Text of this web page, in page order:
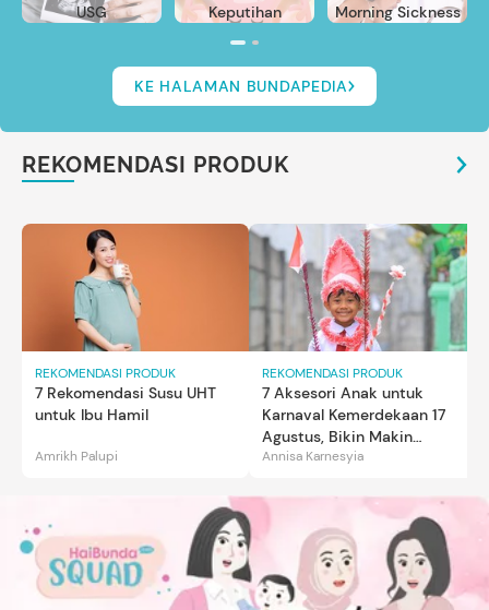
USG Keputihan Morning Sickness
KE HALAMAN BUNDAPEDIA
REKOMENDASI PRODUK
REKOMENDASI PRODUK
7 Rekomendasi Susu UHT
untuk Ibu Hamil
Amrikh Palupi
REKOMENDASI PRODUK
7 Aksesori Anak untuk
Karnaval Kemerdekaan 17
Agustus, Bikin Makin
Gemas
Annisa Karnesyia